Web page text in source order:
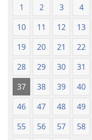
1 2 3 4
10
11 12 13
19
20 21 22
28
29 30 31
37
38 39 40
46
47 48 49
55
56 57 58